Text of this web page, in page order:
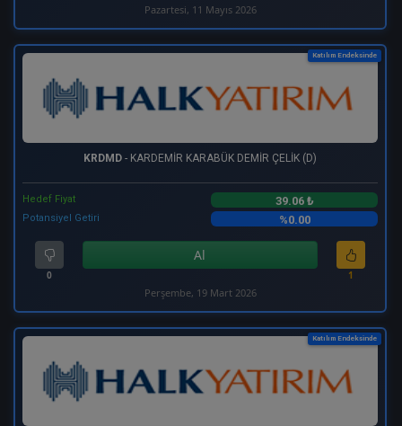
Pazartesi, 11 Mayıs 2026
Katılım Endeksinde
KRDMD - KARDEMİR KARABÜK DEMİR ÇELİK (D)
Hedef Fiyat 39.06 ₺
Potansiyel Getiri %0.00
0
Al
1
Perşembe, 19 Mart 2026
Katılım Endeksinde